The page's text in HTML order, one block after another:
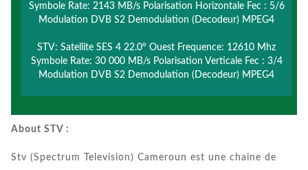
Symbole Rate: 2143 MB/s Polarisation Horizontale Fec : 5/6
Modulation DVB S2 Demodulation (Decodeur) MPEG4
STV: Satellite SES 4 22.0° Ouest Frequence: 12610 Mhz
Symbole Rate: 30 000 MB/s Polarisation Verticale Fec : 3/4
Modulation DVB S2 Demodulation (Decodeur) MPEG4
About STV :
Stv (Spectrum Television) Cameroun est une chaine de